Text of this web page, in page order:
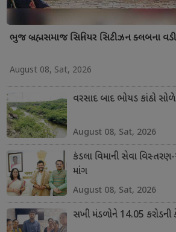
ભુજ બ્રહ્મસમાજ સિનિયર સિટીઝન ક્લબના
August 08, Sat, 2026
વરસાદ બાદ ભોયડ કાંઠો
August 08, Sat, 2026
કંડલા વિમાની સેવા
માંગ
August 08, Sat, 2026
સખી મંડળોને 14.05 કરોડની